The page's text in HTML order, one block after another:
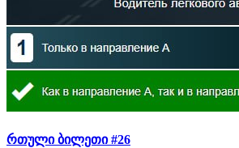
რთული ბილეთი #26